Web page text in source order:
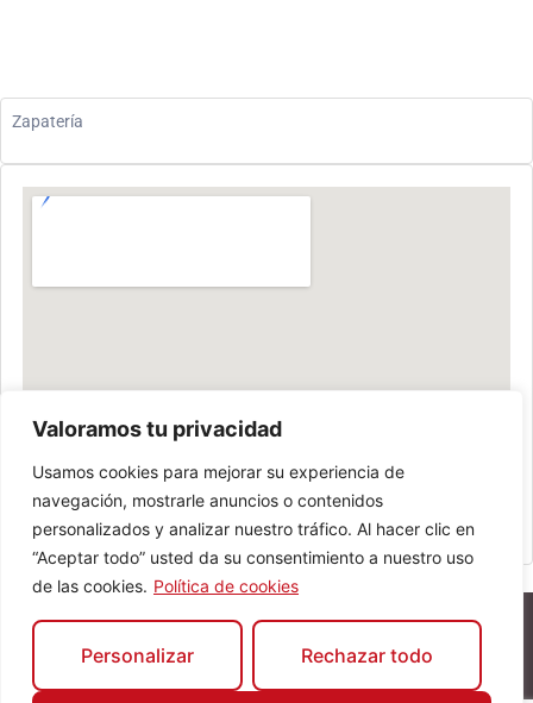
Valoramos tu privacidad
Usamos cookies para mejorar su experiencia de
navegación, mostrarle anuncios o contenidos
personalizados y analizar nuestro tráfico. Al hacer clic en
“Aceptar todo” usted da su consentimiento a nuestro uso
de las cookies. Política de cookies
Personalizar Rechazar todo
Zapatería